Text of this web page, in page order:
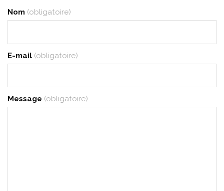
Nom (obligatoire)
E-mail (obligatoire)
Message (obligatoire)